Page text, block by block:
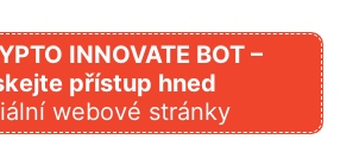
INNOVATE BOT –
přístup hned
webové stránky